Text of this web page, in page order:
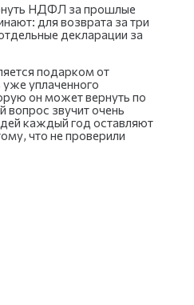
НДФЛ за прошлые
для возврата за три
декларации за
подарком от
уже уплаченного
он может вернуть по
вопрос звучит очень
каждый год оставляют
что не проверили